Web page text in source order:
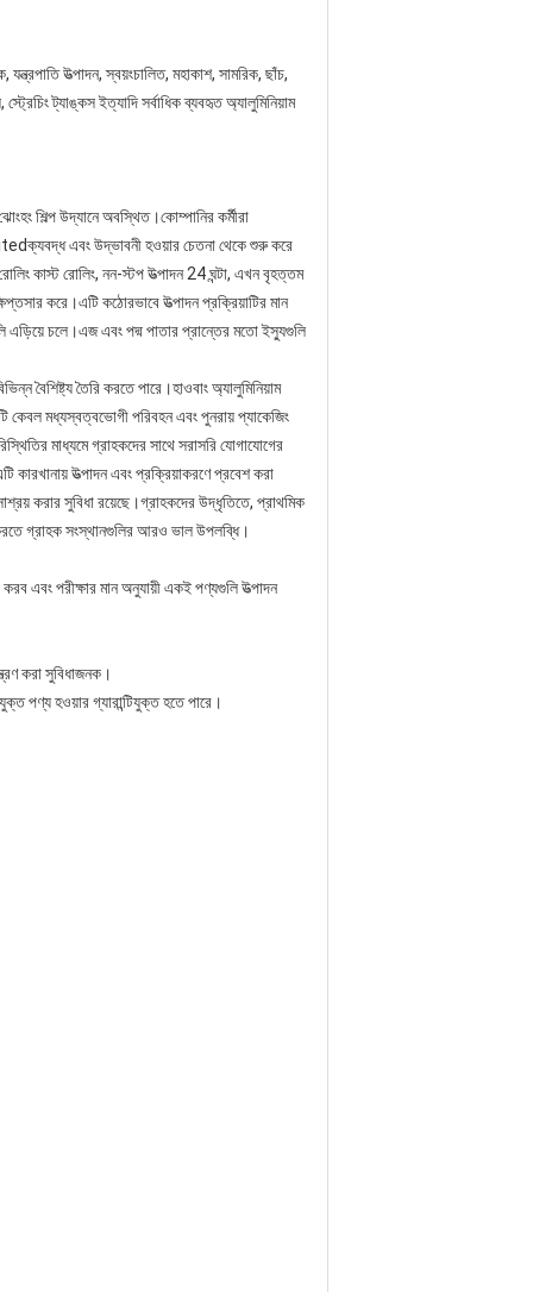
উত্পাদন, স্বয়ংচালিত, মহাকাশ, সামরিক, ছাঁচ,
ট্যাঙ্কস ইত্যাদি সর্বাধিক ব্যবহৃত অ্যালুমিনিয়াম
শিল্প উদ্যানে অবস্থিত।কোম্পানির কর্মীরা
এবং উদ্ভাবনী হওয়ার চেতনা থেকে শুরু করে
কাস্ট রোলিং, নন-স্টপ উত্পাদন 24 ঘন্টা, এখন বৃহত্তম
করে।এটি কঠোরভাবে উত্পাদন প্রক্রিয়াটির মান
এড়িয়ে চলে।এজ এবং পদ্ম পাতার প্রান্তের মতো ইস্যুগুলি
বৈশিষ্ট্য তৈরি করতে পারে।হাওবাং অ্যালুমিনিয়াম
কেবল মধ্যস্বত্বভোগী পরিবহন এবং পুনরায় প্যাকেজিং
মাধ্যমে গ্রাহকদের সাথে সরাসরি যোগাযোগের
কারখানায় উত্পাদন এবং প্রক্রিয়াকরণে প্রবেশ করা
করার সুবিধা রয়েছে।গ্রাহকদের উদ্ধৃতিতে, প্রাথমিক
করতে গ্রাহক সংস্থানগুলির আরও ভাল উপলব্ধি।
এবং পরীক্ষার মান অনুযায়ী একই পণ্যগুলি উত্পাদন
করা সুবিধাজনক।
পণ্য হওয়ার গ্যারান্টিযুক্ত হতে পারে।